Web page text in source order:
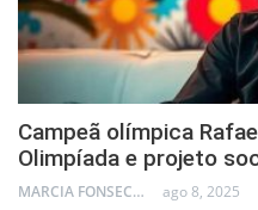
Campeã olímpica
Olimpíada e projeto
MARCIA FONSECA - FINANCIAL CONSULTANT ago 8, 2025